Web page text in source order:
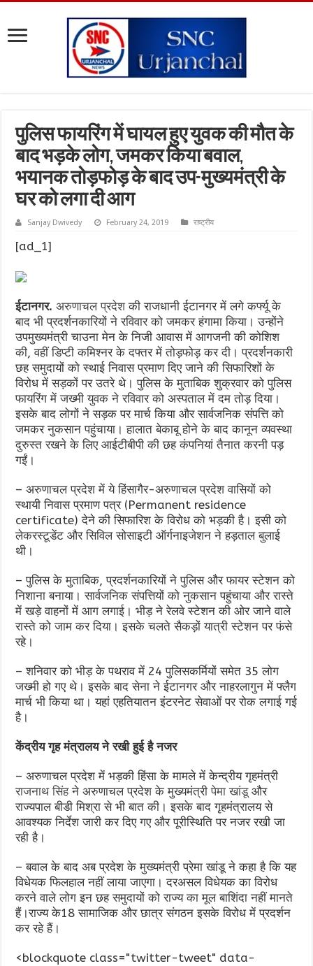
पुलिस फायरिंग में घायल हुए युवक की मौत के
बाद भड़के लोग, जमकर किया बवाल,
भयानक तोड़फोड़ के बाद उप-मुख्यमंत्री के
घर को लगा दी आग
Sanjay Dwivedy February 24, 2019 राष्ट्रीय
[ad_1]
ईटानगर.अरुणाचल प्रदेशकी राजधानी ईटानगर में लगे कर्फ्यू के
बाद भी प्रदर्शनकारियों ने रविवार को जमकर हंगामा किया। उन्होंने
उपमुख्यमंत्री चाउना मेन के निजी आवास में आगजनी की कोशिश
की, वहीं डिप्टी कमिश्नर केदफ्तरमें तोड़फोड़ कर दी। प्रदर्शनकारी
छह समुदायों को स्थाई निवास प्रमाण दिए जाने की सिफारिशों के
विरोध में सड़कों पर उतरे थे। पुलिस के मुताबिक शुक्रवार को पुलिस
फायरिंग में जख्मी युवक ने रविवार को अस्पताल में दम तोड़ दिया।
इसके बाद लोगों ने सड़क पर मार्च किया और सार्वजनिक संपत्ति को
जमकर नुकसान पहुंचाया। हालात बेकाबू होने के बाद कानून व्यवस्था
दुरुस्त रखने के लिए आईटीबीपी की छह कंपनियां तैनात करनी पड़
गईं।
– अरुणाचल प्रदेश में ये हिंसागैर-अरुणाचल प्रदेश वासियों को
स्थायी निवास प्रमाण पत्र (Permanent residence
certificate) देने की सिफारिश के विरोध को भड़की है। इसी को
लेकरस्टूडेंट और सिविल सोसाइटी ऑर्गनाइजेशन ने हड़ताल बुलाई
थी।
– पुलिस के मुताबिक, प्रदर्शनकारियों ने पुलिस और फायर स्टेशन को
निशाना बनाया। सार्वजनिक संपत्तियों को नुकसान पहुंचाया और रास्ते
में खड़े वाहनों में आग लगाई। भीड़ ने रेलवे स्टेशन की ओर जाने वाले
रास्ते को जाम कर दिया। इसके चलते सैकड़ों यात्री स्टेशन पर फंसे
रहे।
– शनिवार को भीड़ के पथराव में 24 पुलिसकर्मियों समेत 35 लोग
जख्मी हो गए थे। इसके बाद सेना ने ईटानगर और नाहरलागुन में फ्लैग
मार्च भी किया था। यहां एहतियातन इंटरनेट सेवाओं पर रोक लगाई गई
है।
केंद्रीय गृह मंत्रालय ने रखी हुई है नजर
– अरुणाचल प्रदेश में भड़की हिंसा के मामले में केन्द्रीय गृहमंत्री
राजनाथ सिंहने अरुणाचल प्रदेश के मुख्यमंत्रीपेमा खांडूऔर
राज्यपाल बीडी मिश्रा से भी बात की। इसके बाद गृहमंत्रालय से
आवश्यक निर्देश जारी कर दिए गए और पूरीस्थिति पर नजर रखी जा
रही है।
– बवाल के बाद अब प्रदेश के मुख्यमंत्री प्रेमा खांडू ने कहा है कि यह
विधेयक फिलहाल नहीं लाया जाएगा। दरअसल विधेयक का विरोध
करने वाले लोग इन छह समुदायों को राज्य का मूल बाशिंदा नहीं मानते
हैं।राज्य के18 सामाजिक और छात्र संगठन इसके विरोध में प्रदर्शन
कर रहे हैं।
<blockquote class="twitter-tweet" data-